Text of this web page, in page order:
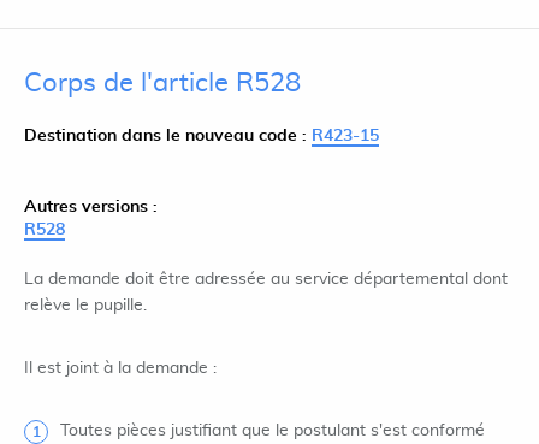
Corps de l'article R528
Destination dans le nouveau code : R423-15
Autres versions :
R528
La demande doit être adressée au service départemental dont
relève le pupille.
Il est joint à la demande :
Toutes pièces justifiant que le postulant s'est conformé